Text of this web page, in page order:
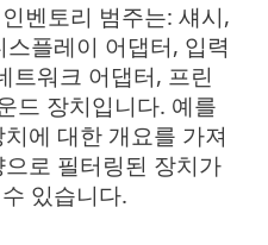
벤토리 범주는: 섀시,
플레이 어댑터, 입력
트워크 어댑터, 프린
드 장치입니다. 예를
에 대한 개요를 가져
로 필터링된 장치가
있습니다.